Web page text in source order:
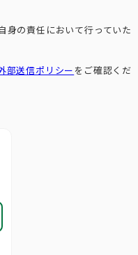
身の責任において行っていた
部送信ポリシー をご確認くだ